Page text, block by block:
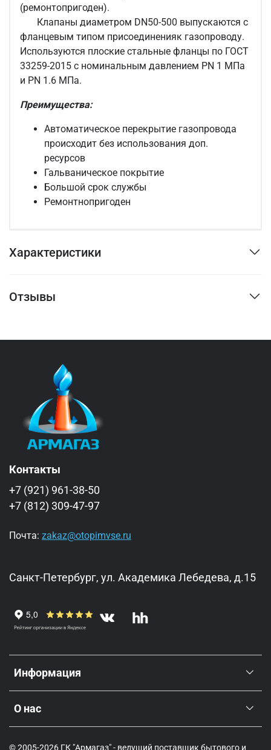
(ремонтопригоден).
Клапаны диаметром DN50-500 выпускаются с
фланцевым типом присоединенияк газопроводу.
Используются плоские стальные фланцы по ГОСТ
33259-2015 с номинальным давлением PN 1 МПа
и PN 1.6 МПа.
Преимущества:
Автоматическое перекрытие газопровода
происходит без использования доп.
ресурсов
Гальваническое покрытие
Большой срок службы
Ремонтнопригоден
Характеристики
Отзывы
Информация
О нас
Контакты
+7 (921) 961-38-50
+7 (812) 309-47-97
Почта: zakaz@otopimvse.ru
Санкт-Петербург, ул. Академика Лебедева, д.15
© 2005-2026 ГК "Армагаз" - ведущий поставщик бытового и